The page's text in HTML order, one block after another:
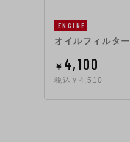
ENGINE
オイルフィルター
￥ 4,100
税込￥4,510